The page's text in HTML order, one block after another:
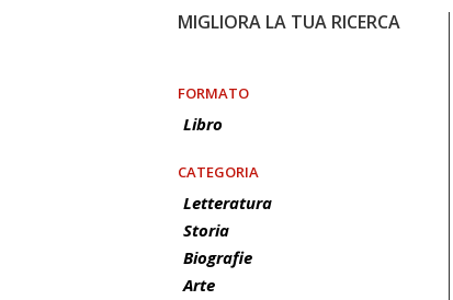
MIGLIORA LA TUA RICERCA
FORMATO
Libro
CATEGORIA
Letteratura
Storia
Biografie
Arte